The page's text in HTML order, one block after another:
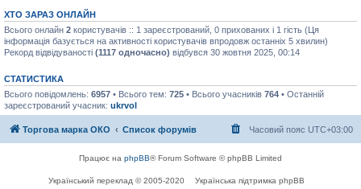
ХТО ЗАРАЗ ОНЛАЙН
Всього онлайн 2 користувачів :: 1 зареєстрований, 0 прихованих і 1 гість (Ця
інформація базується на активності користувачів впродовж останніх 5 хвилин)
Рекорд відвідуваності (1117 одночасно) відбувся 30 жовтня 2025, 00:14
СТАТИСТИКА
Всього повідомлень: 6957 • Всього тем: 725 • Всього учасників 764 • Останній
зареєстрований учасник: ukrvol
Торгова марка ОКО Список форумів Часовий пояс UTC+03:00
Працює на phpBB® Forum Software © phpBB Limited
Український переклад © 2005-2020 Українська підтримка phpBB